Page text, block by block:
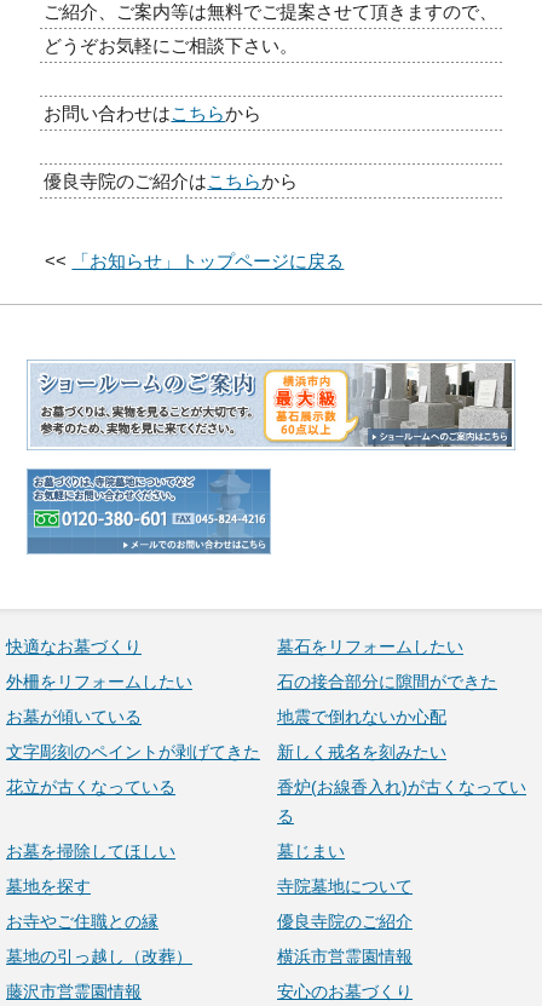
ご紹介、ご案内等は無料でご提案させて頂きますので、
どうぞお気軽にご相談下さい。
お問い合わせはこちらから
優良寺院のご紹介はこちらから
<< 「お知らせ」トップページに戻る
快適なお墓づくり
墓石をリフォームしたい
外柵をリフォームしたい
石の接合部分に隙間ができた
お墓が傾いている
地震で倒れないか心配
文字彫刻のペイントが剥げてきた
新しく戒名を刻みたい
花立が古くなっている
香炉(お線香入れ)が古くなってい
る
お墓を掃除してほしい
墓じまい
墓地を探す
寺院墓地について
お寺やご住職との縁
優良寺院のご紹介
墓地の引っ越し（改葬）
横浜市営霊園情報
藤沢市営霊園情報
安心のお墓づくり